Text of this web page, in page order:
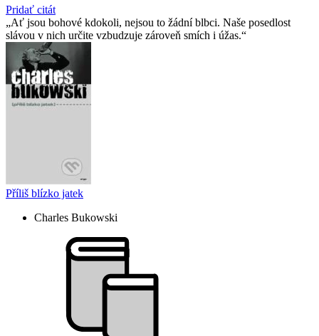
Pridať citát
Ať jsou bohové kdokoli, nejsou to žádní blbci. Naše posedlost
slávou v nich určite vzbudzuje zároveň smích i úžas.
Příliš blízko jatek
Charles Bukowski